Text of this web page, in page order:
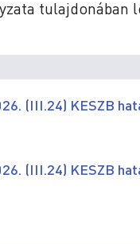
tulajdonában
(III.24) KESZB
(III.24) KESZB